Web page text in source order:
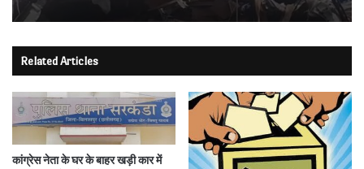
Related Articles
कांग्रेस नेता के घर के बाहर खड़ी कार में